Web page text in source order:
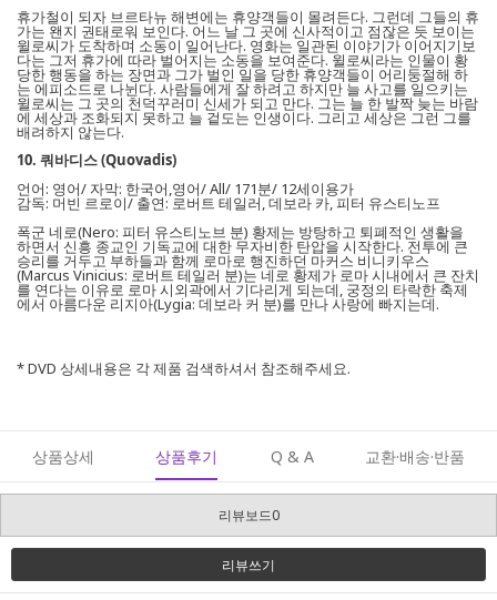
휴가철이 되자 브르타뉴 해변에는 휴양객들이 몰려든다. 그런데 그들의 휴
가는 왠지 권태로워 보인다. 어느 날 그 곳에 신사적이고 점잖은 듯 보이는
윌로씨가 도착하며 소동이 일어난다. 영화는 일관된 이야기가 이어지기보
다는 그저 휴가에 따라 벌어지는 소동을 보여준다. 윌로씨라는 인물이 황
당한 행동을 하는 장면과 그가 벌인 일을 당한 휴양객들이 어리둥절해 하
는 에피소드로 나뉜다. 사람들에게 잘 하려고 하지만 늘 사고를 일으키는
윌로씨는 그 곳의 천덕꾸러미 신세가 되고 만다. 그는 늘 한 발짝 늦는 바람
에 세상과 조화되지 못하고 늘 겉도는 인생이다. 그리고 세상은 그런 그를
배려하지 않는다.
10. 쿼바디스 (Quovadis)
언어: 영어/ 자막: 한국어,영어/ All/ 171분/ 12세이용가
감독: 머빈 르로이/ 출연: 로버트 테일러, 데보라 카, 피터 유스티노프
폭군 네로(Nero: 피터 유스티노브 분) 황제는 방탕하고 퇴폐적인 생활을
하면서 신흥 종교인 기독교에 대한 무자비한 탄압을 시작한다. 전투에 큰
승리를 거두고 부하들과 함께 로마로 행진하던 마커스 비니키우스
(Marcus Vinicius: 로버트 테일러 분)는 네로 황제가 로마 시내에서 큰 잔치
를 연다는 이유로 로마 시외곽에서 기다리게 되는데, 궁정의 타락한 축제
에서 아름다운 리지아(Lygia: 데보라 커 분)를 만나 사랑에 빠지는데.
* DVD 상세내용은 각 제품 검색하셔서 참조해주세요.
상품상세 상품후기 Q & A 교환·배송·반품
리뷰보드0
리뷰쓰기